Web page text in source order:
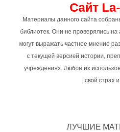
Сайт
Материалы данного сайта
библиотек. Они не проверялись на
могут выражать частное мнение
с текущей версией истории,
учреждениях. Любое их
свой страх
ЛУЧШИЕ